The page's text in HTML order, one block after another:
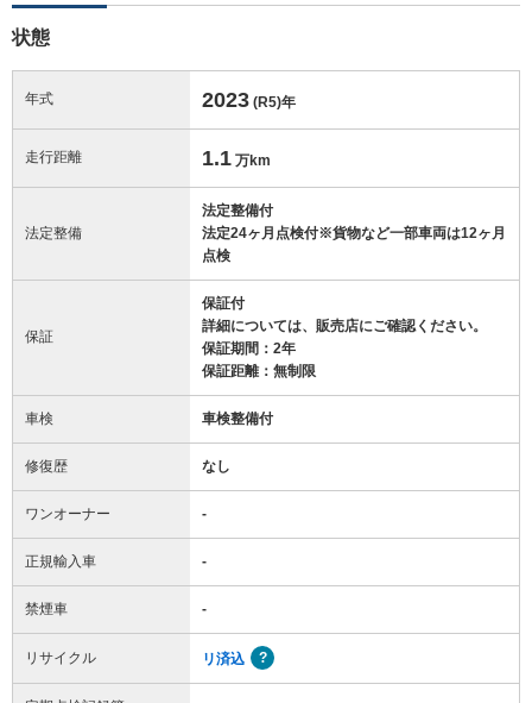
状態
年式 2023 (R5)年
走行距離 1.1 万km
法定整備
法定整備付
法定24ヶ月点検付※貨物など一部車両は12ヶ月
点検
保証
保証付
詳細については、販売店にご確認ください。
保証期間：2年
保証距離：無制限
車検 車検整備付
修復歴 なし
ワンオーナー -
正規輸入車 -
禁煙車 -
リサイクル リ済込